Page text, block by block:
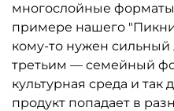
многослойные
примере нашего
кому-то нужен
третьим — семейный
культурная среда и так
продукт попадает в